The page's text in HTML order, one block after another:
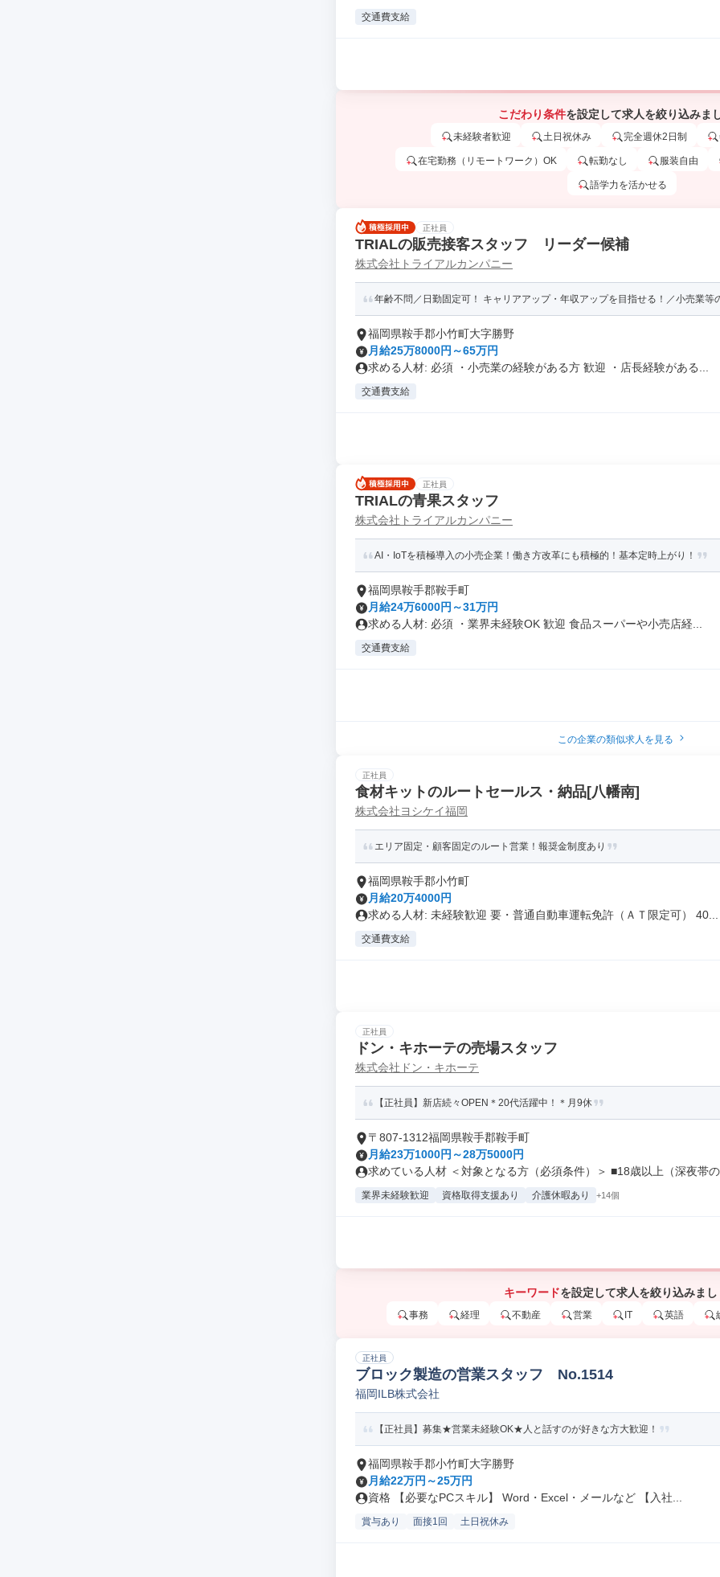
交通費支給
こだわり条件を設定して求人を絞り込みま
未経験者歓迎 土日祝休み 完全週休2日制
在宅勤務（リモートワーク）OK 転勤なし 服装自由
語学力を活かせる
正社員
TRIALの販売接客スタッフ リーダー候補
株式会社トライアルカンパニー
年齢不問／日勤固定可！ キャリアアップ・年収アップを目指せる！／小売業等
福岡県鞍手郡小竹町大字勝野
月給25万8000円～65万円
求める人材: 必須 ・小売業の経験がある方 歓迎 ・店長経験がある...
交通費支給
正社員
TRIALの青果スタッフ
株式会社トライアルカンパニー
AI・IoTを積極導入の小売企業！働き方改革にも積極的！基本定時上がり！
福岡県鞍手郡鞍手町
月給24万6000円～31万円
求める人材: 必須 ・業界未経験OK 歓迎 食品スーパーや小売店経...
交通費支給
この企業の類似求人を見る
正社員
食材キットのルートセールス・納品[八幡南]
株式会社ヨシケイ福岡
エリア固定・顧客固定のルート営業！報奨金制度あり
福岡県鞍手郡小竹町
月給20万4000円
求める人材: 未経験歓迎 要・普通自動車運転免許（ＡＴ限定可） 40...
交通費支給
正社員
ドン・キホーテの売場スタッフ
株式会社ドン・キホーテ
【正社員】新店続々OPEN＊20代活躍中！＊月9休
〒807-1312福岡県鞍手郡鞍手町
月給23万1000円～28万5000円
求めている人材 ＜対象となる方（必須条件）＞ ■18歳以上（深夜帯
業界未経験歓迎 資格取得支援あり 介護休暇あり +14個
キーワードを設定して求人を絞り込みま
事務 経理 不動産 営業 IT 英語
正社員
ブロック製造の営業スタッフ No.1514
福岡ILB株式会社
【正社員】募集★営業未経験OK★人と話すのが好きな方大歓迎！
福岡県鞍手郡小竹町大字勝野
月給22万円～25万円
資格 【必要なPCスキル】 Word・Excel・メールなど 【入社...
賞与あり 面接1回 土日祝休み